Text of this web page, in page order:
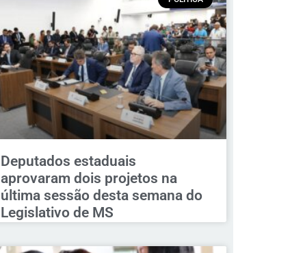
Deputados estaduais
aprovaram dois projetos na
última sessão desta semana do
Legislativo de MS